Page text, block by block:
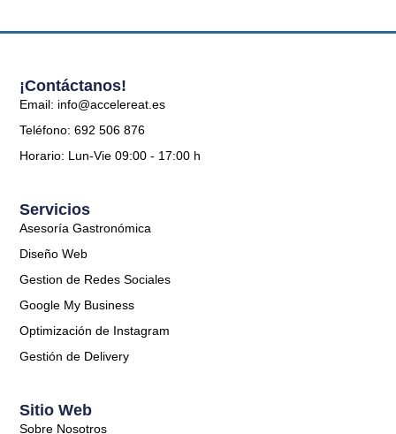
Servicios
Asesoría Gastronómica
Diseño Web
Gestion de Redes Sociales
Google My Business
Optimización de Instagram
Gestión de Delivery
Sitio Web
Sobre Nosotros
¡Contáctanos!
Email: info@accelereat.es
Teléfono: 692 506 876
Horario: Lun-Vie 09:00 - 17:00 h